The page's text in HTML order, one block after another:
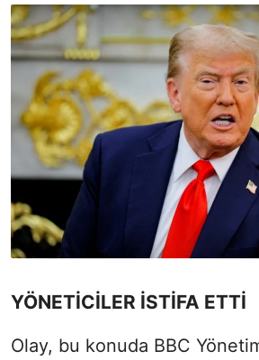
YÖNETİCİLER İSTİFA ETTİ
Olay, bu konuda BBC